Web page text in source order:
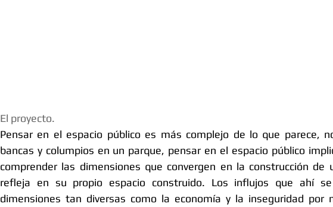
El proyecto.
Pensar en el espacio público es más complejo de lo que parece,
bancas y columpios en un parque, pensar en el espacio público
comprender las dimensiones que convergen en la construcción de
refleja en su propio espacio construido. Los influjos que ahí
dimensiones tan diversas como la economía y la inseguridad por